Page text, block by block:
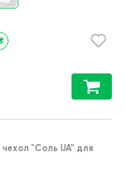
чехол "Соль UA" для